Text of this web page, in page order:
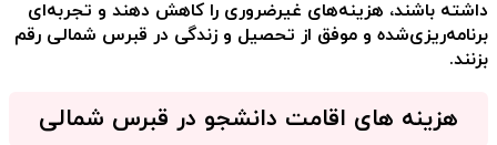
داشته باشند، هزینه‌های غیرضروری را کاهش دهند و تجربه‌ای
برنامه‌ریزی‌شده و موفق از تحصیل و زندگی در قبرس شمالی رقم
بزنند.
هزینه های اقامت دانشجو در قبرس شمالی